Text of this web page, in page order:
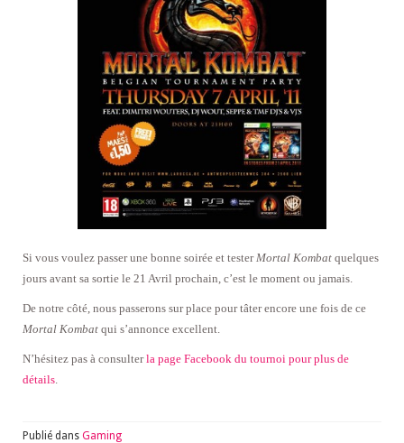
Si vous voulez passer une bonne soirée et tester Mortal Kombat quelques
jours avant sa sortie le 21 Avril prochain, c’est le moment ou jamais.
De notre côté, nous passerons sur place pour tâter encore une fois de ce
Mortal Kombat qui s’annonce excellent.
N’hésitez pas à consulterla page Facebook du tournoi pour plus de
détails
Publié dans Gaming